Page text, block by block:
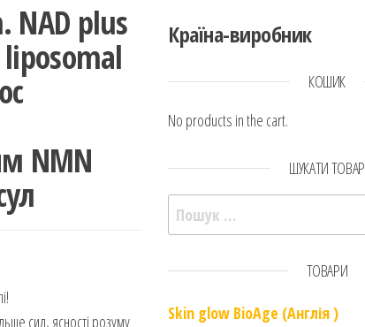
NAD plus
NMN
сил, ясності розуму
Країна-виробник
КОШИК
No products in the cart.
ШУКАТИ ТОВАР
Пошук:
ТОВАРИ
Skin glow BioAge (Англія )